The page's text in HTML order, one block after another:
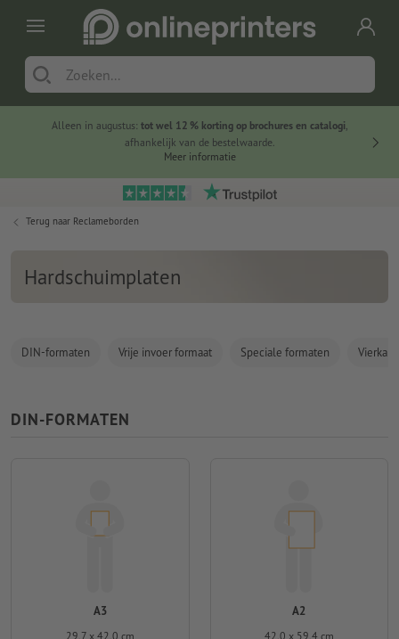
Alleen in augustus: tot wel 12 % korting op brochures en catalogi,
afhankelijk van de bestelwaarde.
Meer informatie
Terug naar Reclameborden
Hardschuimplaten
DIN-formaten Vrije invoer formaat Speciale formaten
DIN-FORMATEN
A3
29,7 x 42,0 cm
A2
42,0 x 59,4 cm